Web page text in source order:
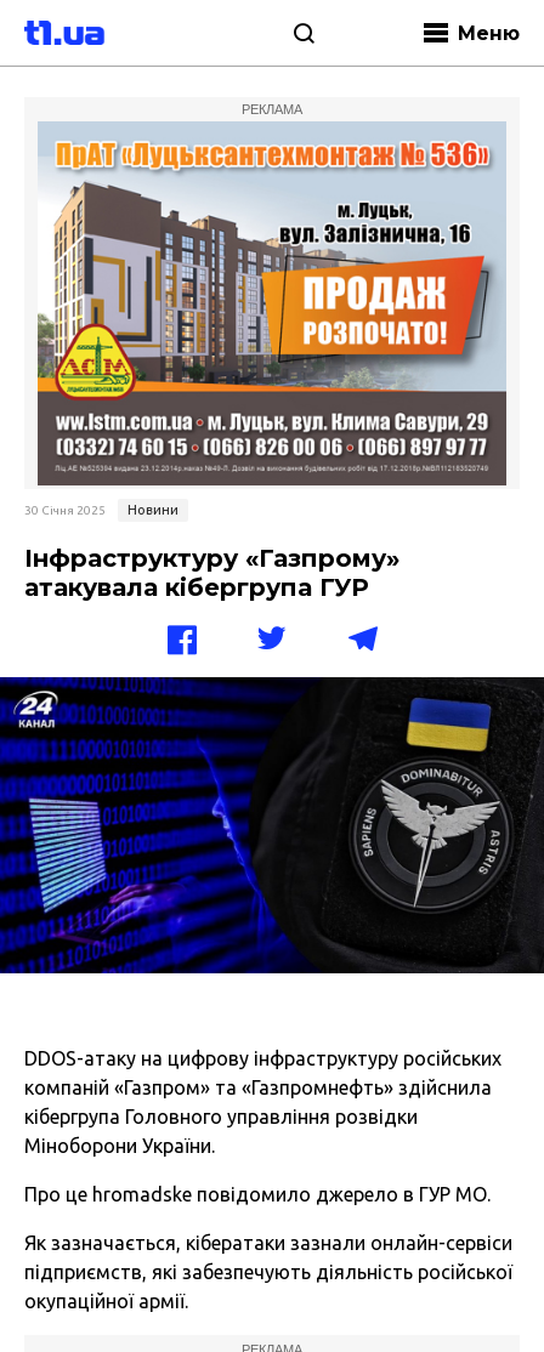
Меню
РЕКЛАМА
30 Січня 2025 Новини
Інфраструктуру «Газпрому»
атакувала кібергрупа ГУР
DDOS-атаку на цифрову інфраструктуру російських
компаній «Газпром» та «Газпромнефть» здійснила
кібергрупа Головного управління розвідки
Міноборони України.
Про це hromadske повідомило джерело в ГУР МО.
Як зазначається, кібератаки зазнали онлайн-сервіси
підприємств, які забезпечують діяльність російської
окупаційної армії.